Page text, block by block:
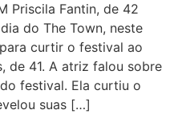
Priscila Fantin, de 42
do The Town, neste
curtir o festival ao
de 41. A atriz falou sobre
festival. Ela curtiu o
suas […]